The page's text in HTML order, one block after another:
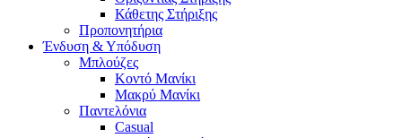
Κάθετης Στήριξης
Προπονητήρια
Ένδυση & Υπόδυση
Μπλούζες
Κοντό Μανίκι
Μακρύ Μανίκι
Παντελόνια
Casual